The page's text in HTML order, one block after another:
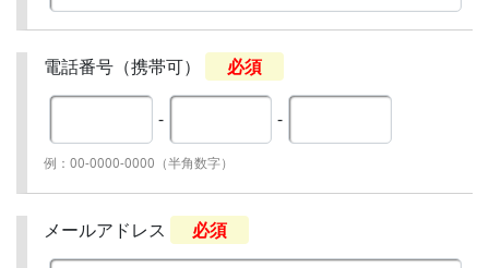
電話番号（携帯可） 必須
- -
例：00-0000-0000（半角数字）
メールアドレス 必須